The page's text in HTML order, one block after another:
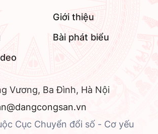
Giới thiệu
Bài phát biểu
Vương, Ba Đình, Hà Nội
Cục Chuyển đổi số - Cơ yếu